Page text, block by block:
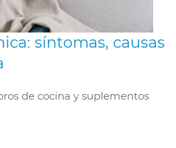
síntomas, causas
de cocina y suplementos